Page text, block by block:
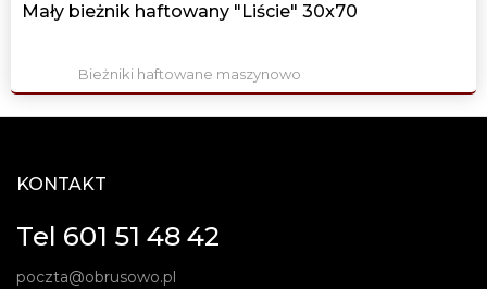
Mały bieżnik haftowany "Liście" 30x70
Bieżniki haftowane maszynowo
KONTAKT
Tel 601 51 48 42
poczta@obrusowo.pl